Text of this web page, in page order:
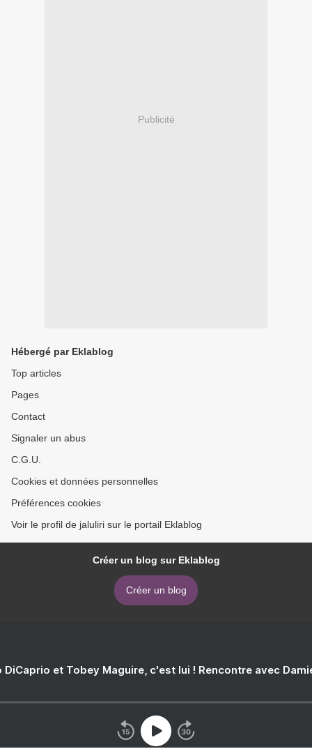
Publicité
Hébergé par Eklablog
Top articles
Pages
Contact
Signaler un abus
C.G.U.
Cookies et données personnelles
Préférences cookies
Voir le profil de jaluliri sur le portail Eklablog
Créer un blog sur Eklablog
Créer un blog
DiCaprio et Tobey Maguire, c'est lui ! Rencontre avec